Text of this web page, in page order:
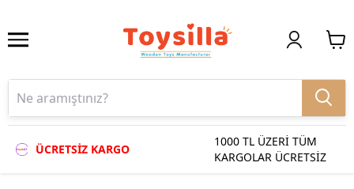
ÜCRETSİZ KARGO
1000 TL ÜZERİ TÜM
KARGOLAR ÜCRETSİZ